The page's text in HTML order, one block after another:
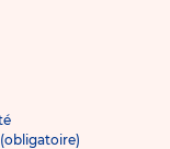
(obligatoire)